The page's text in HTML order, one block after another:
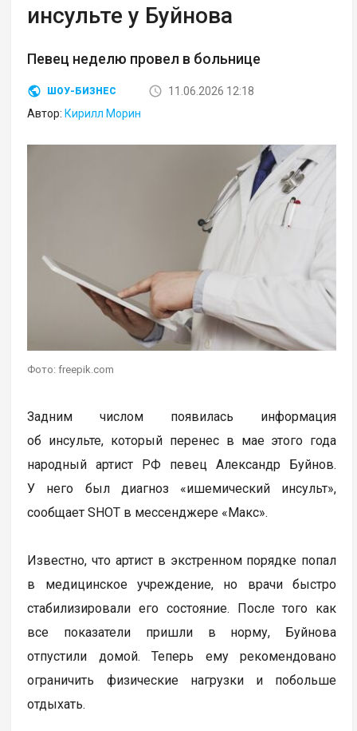
инсульте у Буйнова
Певец неделю провел в больнице
ШОУ-БИЗНЕС
11.06.2026 12:18
Автор: Кирилл Морин
Фото: freepik.com
Задним числом появилась информация
об инсульте, который перенес в мае этого года
народный артист РФ певец Александр Буйнов.
У него был диагноз «ишемический инсульт»,
сообщает SHOT в мессенджере «Макс».
Известно, что артист в экстренном порядке попал
в медицинское учреждение, но врачи быстро
стабилизировали его состояние. После того как
все показатели пришли в норму, Буйнова
отпустили домой. Теперь ему рекомендовано
ограничить физические нагрузки и побольше
отдыхать.